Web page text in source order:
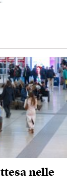
nelle